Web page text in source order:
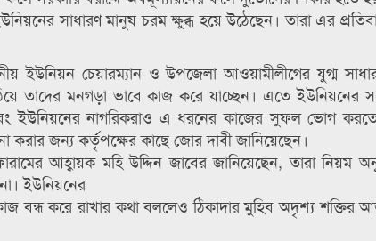
সাধারণ মানুষ চরম ক্ষুব্ধ হয়ে উঠেছেন। তারা এর
ইউনিয়ন চেয়ারম্যান ও উপজেলা আওয়ামীলীগের যুগ্ম
তাদের মনগড়া ভাবে কাজ করে যাচ্ছেন। এতে ইউনিয়নের
ইউনিয়নের নাগরিকরাও এ ধরনের কাজের সুফল ভোগ করতে
করার জন্য কর্তৃপক্ষের কাছে জোর দাবী জানিয়েছেন।
আহ্বায়ক মহি উদ্দিন জাবের জানিয়েছেন, তারা নিয়ম
ইউনিয়নের
বন্ধ করে রাখার কথা বললেও ঠিকাদার মুহিব অদৃশ্য শক্তির